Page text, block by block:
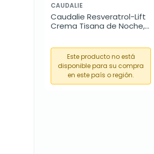
CAUDALIE
Caudalie Resveratrol-Lift
Crema Tisana de Noche,
Este producto no está
disponible para su compra
en este país o región.